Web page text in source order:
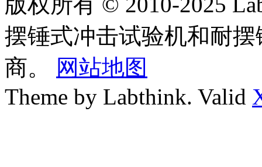
摆锤式冲击试验机和耐
商。
网站地图
Theme by Labthink. Valid